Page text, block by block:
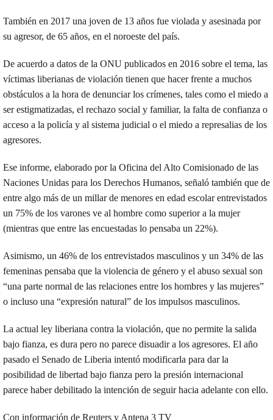
También en 2017 una joven de 13 años fue violada y asesinada por
su agresor, de 65 años, en el noroeste del país.
De acuerdo a datos de la ONU publicados en 2016 sobre el tema, las
víctimas liberianas de violación tienen que hacer frente a muchos
obstáculos a la hora de denunciar los crímenes, tales como el miedo a
ser estigmatizadas, el rechazo social y familiar, la falta de confianza o
acceso a la policía y al sistema judicial o el miedo a represalias de los
agresores.
Ese informe, elaborado por la Oficina del Alto Comisionado de las
Naciones Unidas para los Derechos Humanos, señaló también que de
entre algo más de un millar de menores en edad escolar entrevistados
un 75% de los varones ve al hombre como superior a la mujer
(mientras que entre las encuestadas lo pensaba un 22%).
Asimismo, un 46% de los entrevistados masculinos y un 34% de las
femeninas pensaba que la violencia de género y el abuso sexual son
“una parte normal de las relaciones entre los hombres y las mujeres”
o incluso una “expresión natural” de los impulsos masculinos.
La actual ley liberiana contra la violación, que no permite la salida
bajo fianza, es dura pero no parece disuadir a los agresores. El año
pasado el Senado de Liberia intentó modificarla para dar la
posibilidad de libertad bajo fianza pero la presión internacional
parece haber debilitado la intención de seguir hacia adelante con ello.
Con información de Reuters y Antena 3 TV